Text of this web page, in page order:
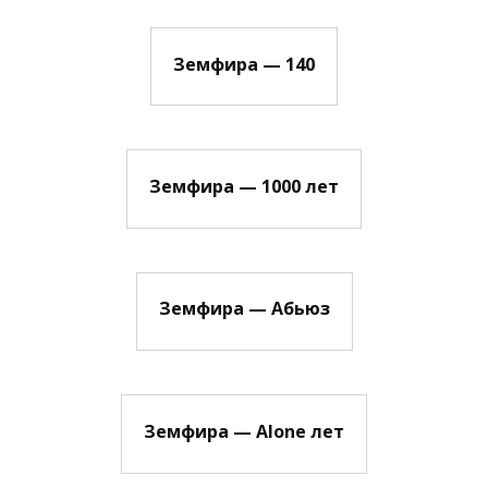
Земфира — 140
Земфира — 1000 лет
Земфира — Абьюз
Земфира — Alone лет